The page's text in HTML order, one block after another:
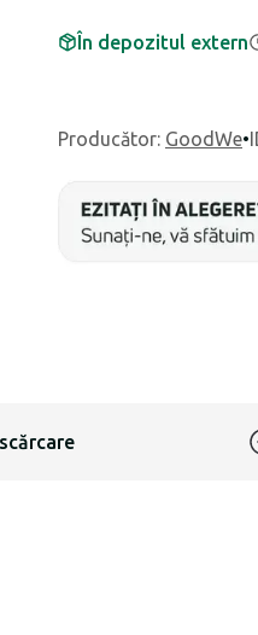
În depozitul extern
Producător: GoodWe•